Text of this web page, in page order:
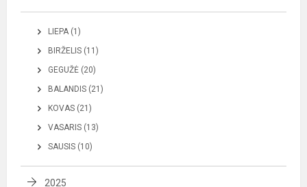
LIEPA (1)
BIRŽELIS (11)
GEGUŽĖ (20)
BALANDIS (21)
KOVAS (21)
VASARIS (13)
SAUSIS (10)
2025